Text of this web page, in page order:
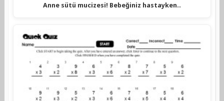
Anne sütü mucizesi! Bebeğiniz hastayken..